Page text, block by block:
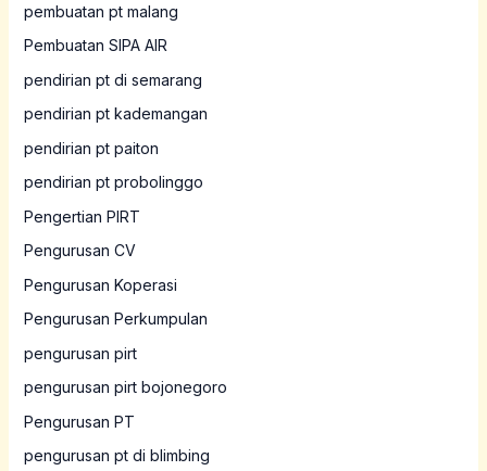
pembuatan pt malang
Pembuatan SIPA AIR
pendirian pt di semarang
pendirian pt kademangan
pendirian pt paiton
pendirian pt probolinggo
Pengertian PIRT
Pengurusan CV
Pengurusan Koperasi
Pengurusan Perkumpulan
pengurusan pirt
pengurusan pirt bojonegoro
Pengurusan PT
pengurusan pt di blimbing